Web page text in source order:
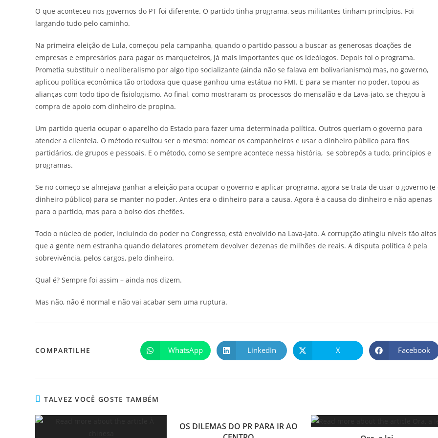
O que aconteceu nos governos do PT foi diferente. O partido tinha programa, seus militantes tinham princípios. Foi
largando tudo pelo caminho.
Na primeira eleição de Lula, começou pela campanha, quando o partido passou a buscar as generosas doações de
empresas e empresários para pagar os marqueteiros, já mais importantes que os ideólogos. Depois foi o programa.
Prometia substituir o neoliberalismo por algo tipo socializante (ainda não se falava em bolivarianismo) mas, no governo,
aplicou política econômica tão ortodoxa que quase ganhou uma estátua no FMI. E para se manter no poder, topou as
alianças com todo tipo de fisiologismo. Ao final, como mostraram os processos do mensalão e da Lava-jato, se chegou à
compra de apoio com dinheiro de propina.
Um partido queria ocupar o aparelho do Estado para fazer uma determinada política. Outros queriam o governo para
atender a clientela. O método resultou ser o mesmo: nomear os companheiros e usar o dinheiro público para fins
partidários, de grupos e pessoais. E o método, como se sempre acontece nessa história, se sobrepôs a tudo, princípios e
programas.
Se no começo se almejava ganhar a eleição para ocupar o governo e aplicar programa, agora se trata de usar o governo (e
dinheiro público) para se manter no poder. Antes era o dinheiro para a causa. Agora é a causa do dinheiro e não apenas
para o partido, mas para o bolso dos chefões.
Todo o núcleo de poder, incluindo do poder no Congresso, está envolvido na Lava-jato. A corrupção atingiu níveis tão altos
que a gente nem estranha quando delatores prometem devolver dezenas de milhões de reais. A disputa política é pela
sobrevivência, pelos cargos, pelo dinheiro.
Qual é? Sempre foi assim – ainda nos dizem.
Mas não, não é normal e não vai acabar sem uma ruptura.
COMPARTILHE WhatsApp LinkedIn X Facebook
TALVEZ VOCÊ GOSTE TAMBÉM
OS DILEMAS DO PR PARA IR AO